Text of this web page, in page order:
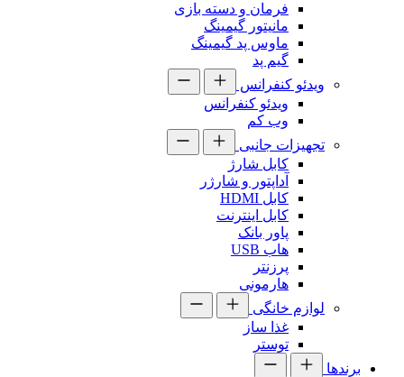
فرمان و دسته بازی
مانیتور گیمینگ
ماوس پد گیمینگ
گیم پد
ویدئو کنفرانس
ویدئو کنفرانس
وب کم
تجهیزات جانبی
کابل شارژ
آداپتور و شارژر
کابل HDMI
کابل اینترنت
پاور بانک
هاب USB
پرزنتر
هارمونی
لوازم خانگی
غذا ساز
توستر
برندها